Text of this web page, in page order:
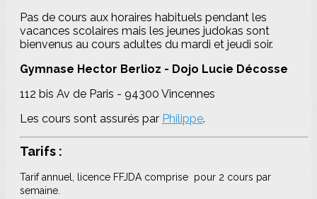
Pas de cours aux horaires habituels pendant les
vacances scolaires mais les jeunes judokas sont
bienvenus au cours adultes du mardi et jeudi soir.
Gymnase Hector Berlioz - Dojo Lucie Décosse
112 bis Av de Paris - 94300 Vincennes
Les cours sont assurés par Philippe.
Tarifs :
Tarif annuel, licence FFJDA comprise pour 2 cours par
semaine.